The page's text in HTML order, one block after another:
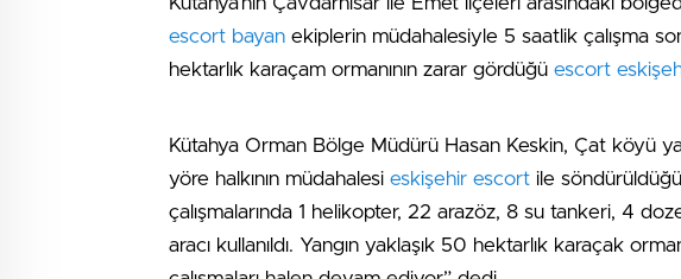
escort bayan ekiplerin müdahalesiyle 5 saatlik çalışma
hektarlık karaçam ormanının zarar gördüğü escort
Kütahya Orman Bölge Müdürü Hasan Keskin, Çat köyü
yöre halkının müdahalesi eskişehir escort ile
çalışmalarında 1 helikopter, 22 arazöz, 8 su tankeri, 4
aracı kullanıldı. Yangın yaklaşık 50 hektarlık karaçak